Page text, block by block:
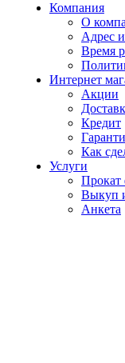
Компания
О
Адрес
Время
Интернет
Акции
Кредит
Как
Услуги
Прокат
Выкуп
Анкета